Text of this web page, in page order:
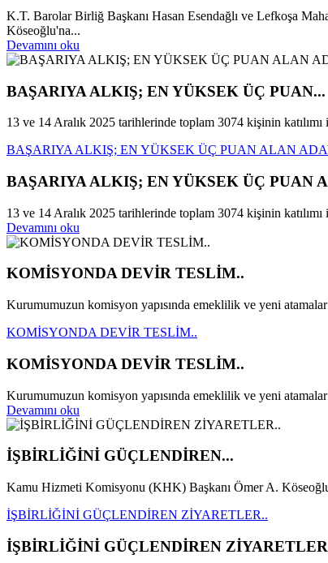
K.T. Barolar Birliğ Başkanı Hasan Esendağlı ve Lefkoşa
Köseoğlu'na...
Devamını oku
BAŞARIYA ALKIŞ; EN YÜKSEK ÜÇ PUAN...
13 ve 14 Aralık 2025 tarihlerinde toplam 3074 kişinin katılımı
BAŞARIYA ALKIŞ; EN YÜKSEK ÜÇ PUAN ALAN
BAŞARIYA ALKIŞ; EN YÜKSEK ÜÇ PUAN
13 ve 14 Aralık 2025 tarihlerinde toplam 3074 kişinin
Devamını oku
KOMİSYONDA DEVİR TESLİM..
Kurumumuzun komisyon yapısında emeklilik ve yeni atamalar
KOMİSYONDA DEVİR TESLİM..
KOMİSYONDA DEVİR TESLİM..
Kurumumuzun komisyon yapısında emeklilik ve yeni
Devamını oku
İŞBİRLİĞİNİ GÜÇLENDİREN...
Kamu Hizmeti Komisyonu (KHK) Başkanı Ömer A.
İŞBİRLİĞİNİ GÜÇLENDİREN ZİYARETLER..
İŞBİRLİĞİNİ GÜÇLENDİREN